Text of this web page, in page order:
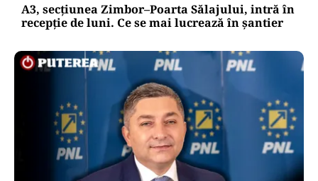
A3, secțiunea Zimbor–Poarta Sălajului, intră în
recepție de luni. Ce se mai lucrează în șantier